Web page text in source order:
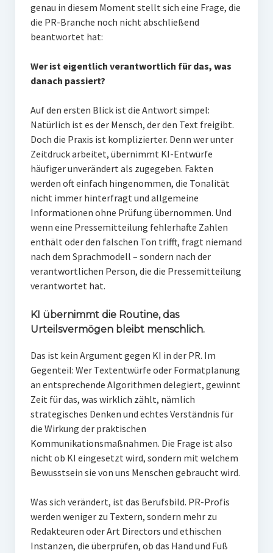
genau in diesem Moment stellt sich eine Frage, die
die PR-Branche noch nicht abschließend
beantwortet hat:
Wer ist eigentlich verantwortlich für das, was
danach passiert?
Auf den ersten Blick ist die Antwort simpel:
Natürlich ist es der Mensch, der den Text freigibt.
Doch die Praxis ist komplizierter. Denn wer unter
Zeitdruck arbeitet, übernimmt KI-Entwürfe
häufiger unverändert als zugegeben. Fakten
werden oft einfach hingenommen, die Tonalität
nicht immer hinterfragt und allgemeine
Informationen ohne Prüfung übernommen. Und
wenn eine Pressemitteilung fehlerhafte Zahlen
enthält oder den falschen Ton trifft, fragt niemand
nach dem Sprachmodell – sondern nach der
verantwortlichen Person, die die Pressemitteilung
verantwortet hat.
KI übernimmt die Routine, das
Urteilsvermögen bleibt menschlich.
Das ist kein Argument gegen KI in der PR. Im
Gegenteil: Wer Textentwürfe oder Formatplanung
an entsprechende Algorithmen delegiert, gewinnt
Zeit für das, was wirklich zählt, nämlich
strategisches Denken und echtes Verständnis für
die Wirkung der praktischen
Kommunikationsmaßnahmen. Die Frage ist also
nicht ob KI eingesetzt wird, sondern mit welchem
Bewusstsein sie von uns Menschen gebraucht wird.
Was sich verändert, ist das Berufsbild. PR-Profis
werden weniger zu Textern, sondern mehr zu
Redakteuren oder Art Directors und ethischen
Instanzen, die überprüfen, ob das Hand und Fuß